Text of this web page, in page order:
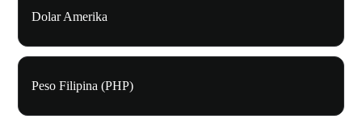
Dolar Amerika
Peso Filipina (PHP)